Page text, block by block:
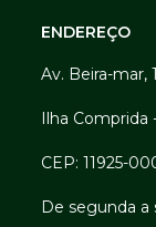
ENDEREÇO
Av. Beira-mar,
Ilha Comprida
CEP: 11925-
De segunda a